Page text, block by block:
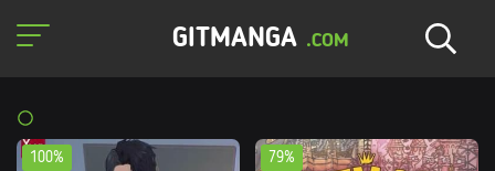
GITMANGA .COM
100% 79%